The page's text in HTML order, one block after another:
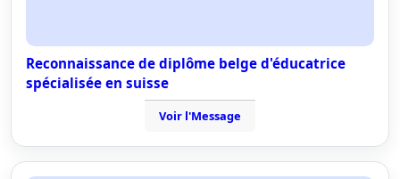
Reconnaissance de diplôme belge d'éducatrice
spécialisée en suisse
Voir l'Message